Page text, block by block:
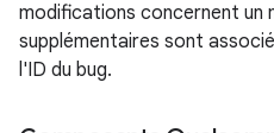
modifications concernent un
supplémentaires sont
l'ID du bug.